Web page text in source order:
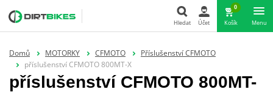
Hledat Účet
0
Košík Menu
Domů MOTORKY CFMOTO
Příslušenství CFMOTO
příslušenství CFMOTO 800MT-X
příslušenství CFMOTO 800MT-